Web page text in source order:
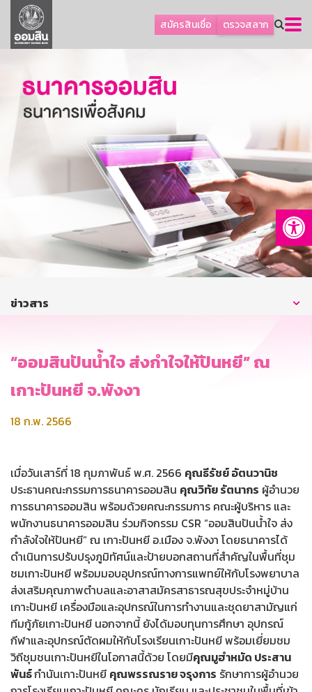
สมัครสินเชื่อ ตรวจสลาก
ลูกค้าธุรกิจ
ลูกค้าผู้ประกอบรายย่อย
ออมเพื่อสุข
เกี่ยวกับธนาคาร
การพัฒนาที่ยั่งยืน
บริการทางการเงิน
ติดต่อเรา
บริการออนไลน์
ข่าวสาร
“ออมสินปันน้ำใจ ส่งกำใจให้ปันหยี” ณ
เกาะปันหยี จ.พังงา
18 ก.พ. 2566
เมื่อวันเสาร์ที่ 18 กุมภาพันธ์ พ.ศ. 2566 คุณธีรัชย์ อัตนวานิช
ประธานคณะกรรมการธนาคารออมสิน คุณวิทัย รัตนากร ผู้อำนวย
การธนาคารออมสิน พร้อมด้วยคณะกรรมการ คณะผู้บริหาร และ
พนักงานธนาคารออมสิน ร่วมกิจกรรม CSR “ออมสินปันน้ำใจ ส่ง
กำลังใจให้ปันหยี” ณ เกาะปันหยี อ.เมือง จ.พังงา โดยธนาคารได้
ดำเนินการปรับปรุงภูมิทัศน์และป้ายบอกสถานที่สำคัญในพื้นที่ชุม
ชมเกาะปันหยี พร้อมมอบอุปกรณ์ทางการแพทย์ให้กับโรงพยาบาล
ส่งเสริมคุณภาพตำบลและอาสาสมัครสาธารณสุขประจำหมู่บ้าน
เกาะปันหยี เครื่องมือและอุปกรณ์ในการทำงานและชุดยาสามัญแก่
ทีมกู้ภัยเกาะปันหยี นอกจากนี้ ยังได้มอบทุนการศึกษา อุปกรณ์
กีฬาและอุปกรณ์ตัดผมให้กับโรงเรียนเกาะปันหยี พร้อมเยี่ยมชม
วิถีชุมชนเกาะปันหยีในโอกาสนี้ด้วย โดยมีคุณมูฮำหมัด ประสาน
พันธ์กำนันเกาะปันหยี คุณพรรณราย จรุงการ รักษาการผู้อำนวย